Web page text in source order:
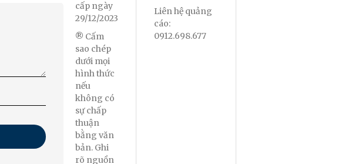
cấp ngày
29/12/2023
® Cấm
sao chép
dưới mọi
hình thức
nếu
không có
sự chấp
thuận
bằng văn
bản. Ghi
rõ nguồn
Liên hệ quảng
cáo:
0912.698.677